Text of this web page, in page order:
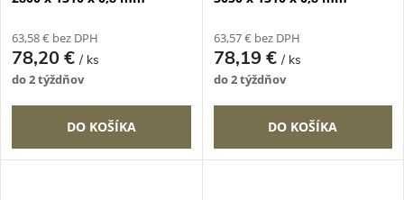
63,58 € bez DPH
78,20 €/ ks
do 2 týždňov
DO KOŠÍKA
63,57 € bez DPH
78,19 €/ ks
do 2 týždňov
DO KOŠÍKA